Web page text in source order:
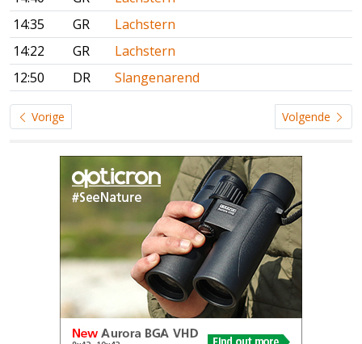
14:35
GR
Lachstern
14:22
GR
Lachstern
12:50
DR Slangenarend
Vorige Volgende